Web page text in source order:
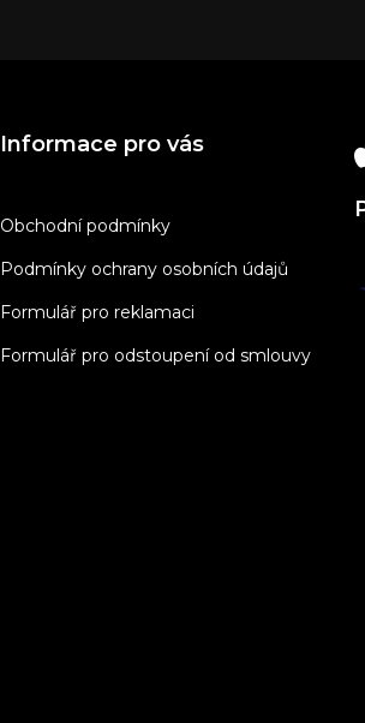
Informace pro vás
Obchodní podmínky
Podmínky ochrany osobních údajů
Formulář pro reklamaci
Formulář pro odstoupení od smlouvy